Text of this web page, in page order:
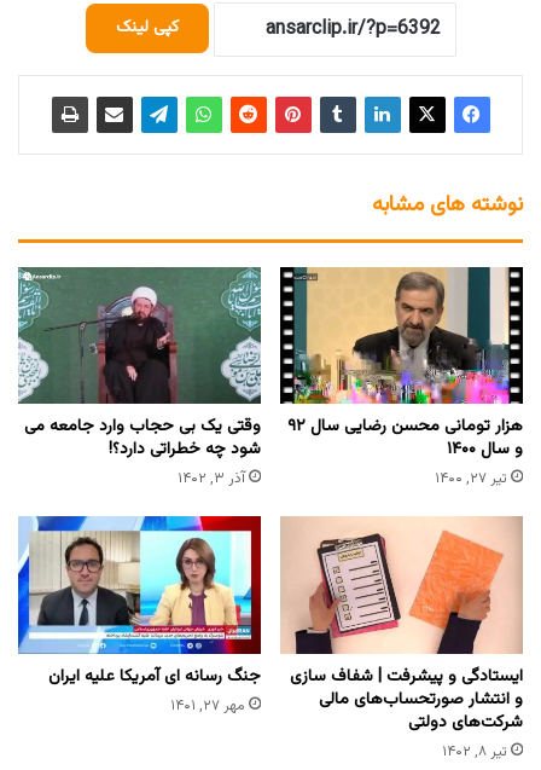
کپی لینک
نوشته های مشابه
هزار تومانی محسن رضایی سال ۹۲
و سال ۱۴۰۰
تیر ۲۷, ۱۴۰۰
وقتی یک بی حجاب وارد جامعه می
شود چه خطراتی دارد؟!
آذر ۳, ۱۴۰۲
ایستادگی و پیشرفت | شفاف‌ سازی
و انتشار صورتحساب‌های مالی
شرکت‌های دولتی
تیر ۸, ۱۴۰۲
جنگ رسانه ای آمریکا علیه ایران
مهر ۲۷, ۱۴۰۱